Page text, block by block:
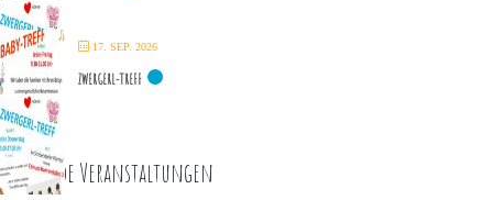
17. SEP. 2026
ZWERGERL-TREFF
Veranstaltungen